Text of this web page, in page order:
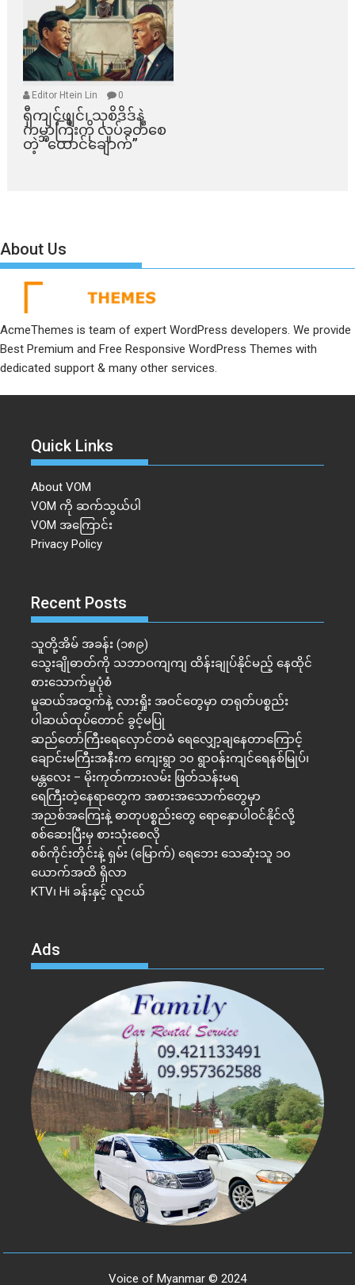
Editor Htein Lin 0
ရှီကျင့်ဖျင်၊ သုစိဒိဒ်နဲ့
ကမ္ဘာကြီးကို လှုပ်ခတ်စေ
တဲ့ “ထောင်ချောက်”
About Us
AcmeThemes is team of expert WordPress developers. We provide
Best Premium and Free Responsive WordPress Themes with
dedicated support & many other services.
Quick Links
About VOM
VOM ကို ဆက်သွယ်ပါ
VOM အကြောင်း
Privacy Policy
Recent Posts
သူတို့အိမ် အခန်း (၁၈၉)
သွေးချိုဓာတ်ကို သဘာဝကျကျ ထိန်းချုပ်နိုင်မည့် နေထိုင်
စားသောက်မှုပုံစံ
မူဆယ်အထွက်နဲ့ လားရှိုး အဝင်တွေမှာ တရုတ်ပစ္စည်း
ပါဆယ်ထုပ်တောင် ခွင့်မပြု
ဆည်တော်ကြီးရေလှောင်တမံ ရေလျှော့ချနေတာကြောင့်
ချောင်းမကြီးအနီးက ကျေးရွာ ၁၀ ရွာဝန်းကျင်ရေနစ်မြုပ်၊
မန္တလေး – မိုးကုတ်ကားလမ်း ဖြတ်သန်းမရ
ရေကြီးတဲ့​နေရာ​တွေက အစားအသောက်တွေမှာ
အညစ်အကြေးနဲ့ ဓာတုပစ္စည်းတွေ ရောနှောပါဝင်နိုင်လို့
စစ်ဆေးပြီးမှ စားသုံးစေလို
စစ်ကိုင်းတိုင်းနဲ့ ရှမ်း (မြောက်) ရေဘေး သေဆုံးသူ ၁၀
ယောက်အထိ ရှိလာ
KTV၊ Hi ခန်းနှင့် လူငယ်
Ads
Voice of Myanmar © 2024